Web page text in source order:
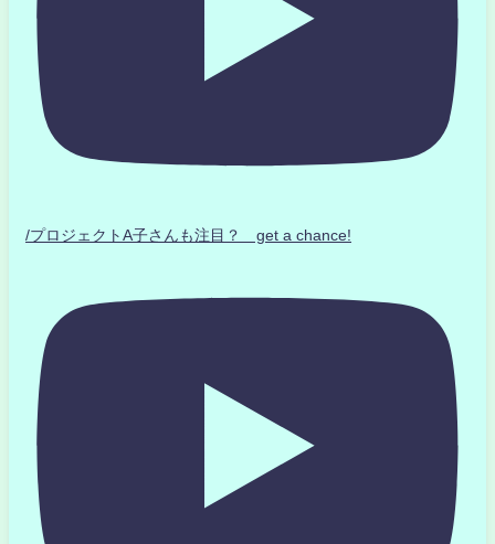
/プロジェクトA子さんも注目？ get a chance!